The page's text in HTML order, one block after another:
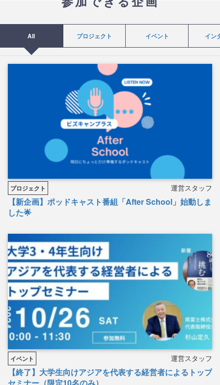
All プロジェクト イベント イン
プロジェクト 運営スタッフ
【新企画】ポッドキャスト番組「After School」始動しま
した🌟
イベント 運営スタッフ
【終了】大学生向けアジアを代表する経営者によるトップ
セミナー（限定10名のみ）